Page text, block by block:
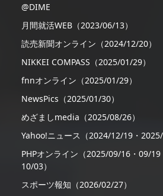
@DIME
月間就活WEB（2023/06/13）
読売新聞オンライン（2024/12/20）
NIKKEI COMPASS（2025/01/29）
fnnオンライン（2025/01/29）
NewsPics（2025/01/30）
めざましmedia（2025/08/26）
Yahoo!ニュース（2024/12/19・
PHPオンライン（2025/09/16・09/
10/03）
スポーツ報知（2026/02/27）